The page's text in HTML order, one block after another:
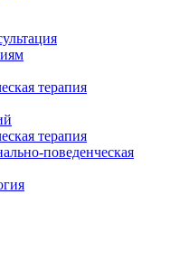
терапия
терапия
поведенческая